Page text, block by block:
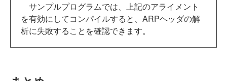
サンプルプログラムでは、上記のアライメント
を有効にしてコンパイルすると、ARPヘッダの解
析に失敗することを確認できます。